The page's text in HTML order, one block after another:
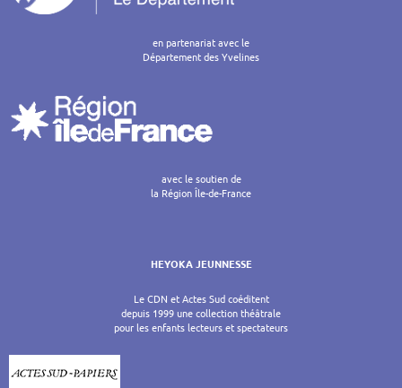
en partenariat avec le
Département des Yvelines
avec le soutien de
la Région Île-de-France
HEYOKA JEUNNESSE
Le CDN et Actes Sud coéditent
depuis 1999 une collection théâtrale
pour les enfants lecteurs et spectateurs